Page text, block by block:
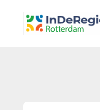
inderegiorotterdam.nl